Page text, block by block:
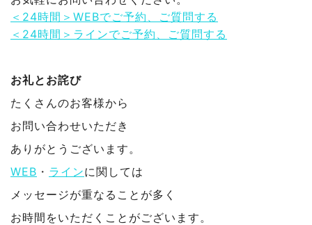
＜24時間＞WEBでご予約、ご質問する
＜24時間＞ラインでご予約、ご質問する
お礼とお詫び
たくさんのお客様から
お問い合わせいただき
ありがとうございます。
WEB ・ ラインに関しては
メッセージが重なることが多く
お時間をいただくことがございます。